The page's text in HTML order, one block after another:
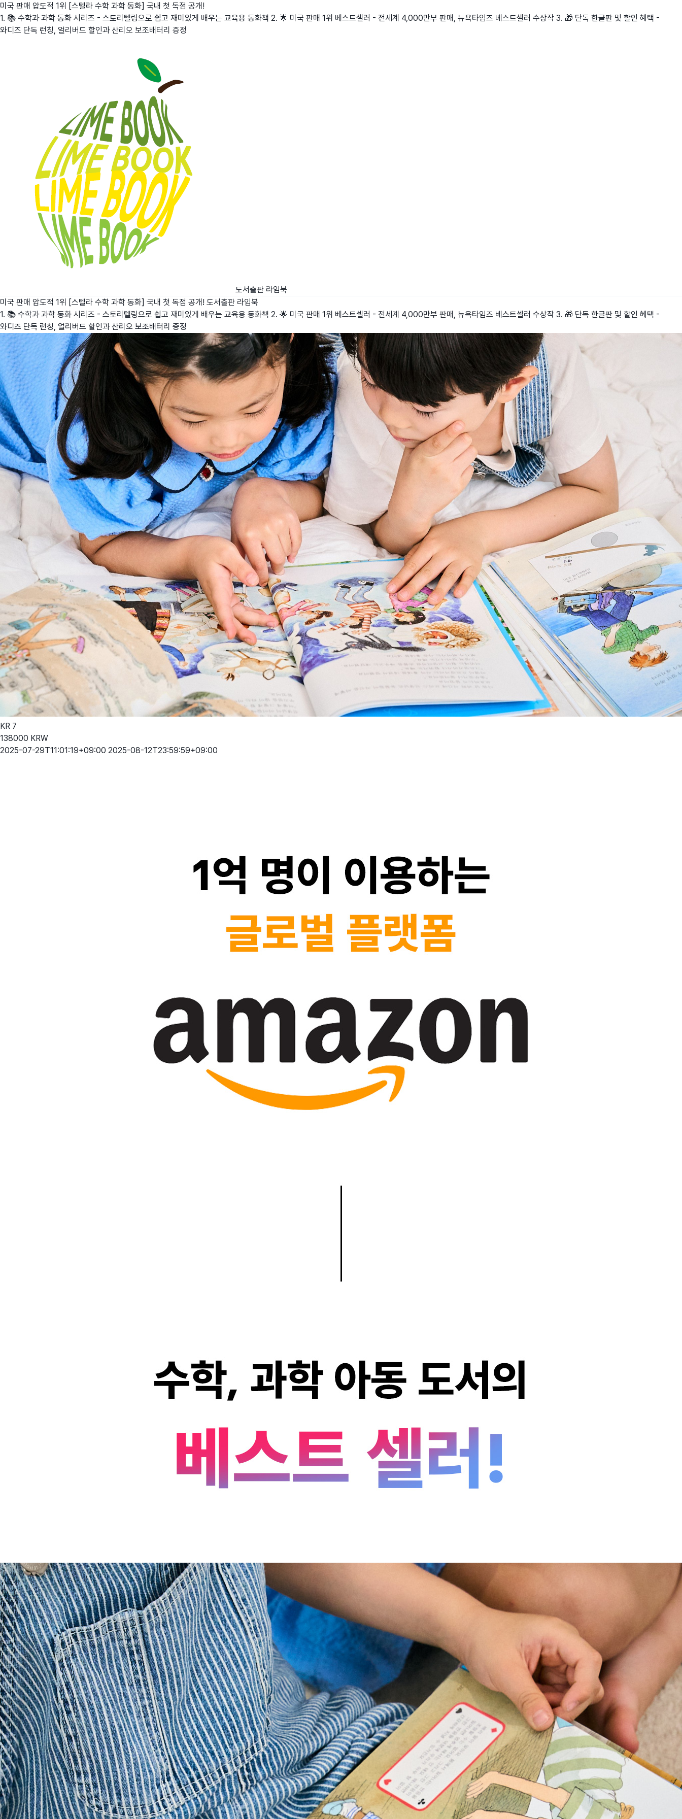
미국 판매 압도적 1위 [스텔라 수학 과학 동화] 국내 첫 독점 공개!
1. 📚 수학과 과학 동화 시리즈 - 스토리텔링으로 쉽고 재미있게 배우는 교육용 동화책 2. 🌟 미국 판매 1위 베스트셀러 - 전세계 4,000만부 판매, 뉴욕타임즈 베스트셀러 수상작 3. 🎁 단독 한글판 및 할인 혜택 -
와디즈 단독 런칭, 얼리버드 할인과 산리오 보조배터리 증정
도서출판 라임북
미국 판매 압도적 1위 [스텔라 수학 과학 동화] 국내 첫 독점 공개! 도서출판 라임북
1. 📚 수학과 과학 동화 시리즈 - 스토리텔링으로 쉽고 재미있게 배우는 교육용 동화책 2. 🌟 미국 판매 1위 베스트셀러 - 전세계 4,000만부 판매, 뉴욕타임즈 베스트셀러 수상작 3. 🎁 단독 한글판 및 할인 혜택 -
와디즈 단독 런칭, 얼리버드 할인과 산리오 보조배터리 증정
KR 7
138000 KRW
2025-07-29T11:01:19+09:00 2025-08-12T23:59:59+09:00